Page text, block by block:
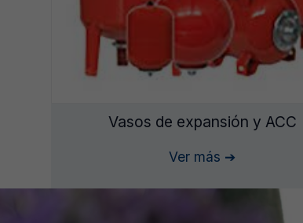
Vasos de expansión y ACC